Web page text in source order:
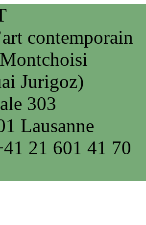
contemporain
Jurigoz)
303
Lausanne
21 601 41 70